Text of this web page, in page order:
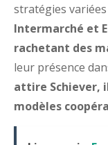
stratégies
Intermarché et
rachetant des
leur présence
attire Schiever,
modèles